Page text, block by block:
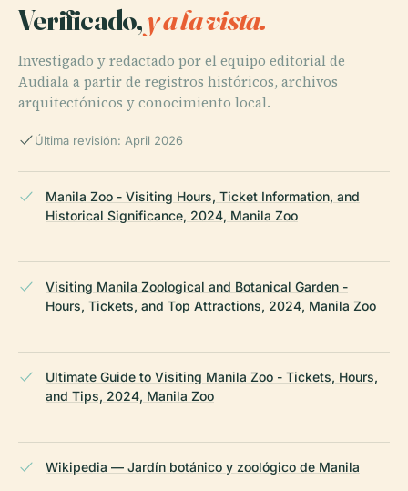
Verificado,y a la vista.
Investigado y redactado por el equipo editorial de
Audiala a partir de registros históricos, archivos
arquitectónicos y conocimiento local.
Última revisión: April 2026
Manila Zoo - Visiting Hours, Ticket Information, and
Historical Significance, 2024, Manila Zoo
Visiting Manila Zoological and Botanical Garden -
Hours, Tickets, and Top Attractions, 2024, Manila Zoo
Ultimate Guide to Visiting Manila Zoo - Tickets, Hours,
and Tips, 2024, Manila Zoo
Wikipedia — Jardín botánico y zoológico de Manila